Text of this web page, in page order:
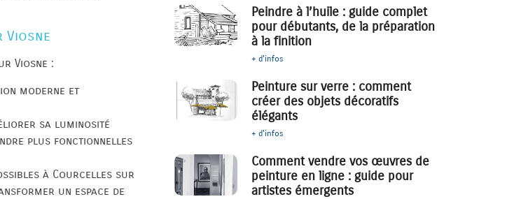
Viosne
Viosne :
moderne et
sa luminosité
plus fonctionnelles
à Courcelles sur
un espace de
Peindre à l’huile : guide complet
pour débutants, de la préparation
à la finition
+ d'infos
Peinture sur verre : comment
créer des objets décoratifs
élégants
+ d'infos
Comment vendre vos œuvres de
peinture en ligne : guide pour
artistes émergents